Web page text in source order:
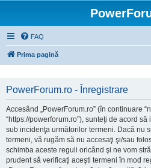
FAQ
Prima pagină
PowerForum.ro - Înregistrare
Accesând „PowerForum.ro” (în continuare
“https://powerforum.ro”), sunteţi de acord
sub incidenţa următorilor termeni. Dacă nu
termeni, vă rugăm să nu accesaţi şi/sau
schimba aceste reguli oricând şi ne vom
prudent să verificaţi aceşti termeni în mod